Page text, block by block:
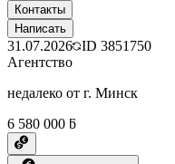
Контакты
Написать
31.07.2026 ID 3851750
Агентство
недалеко от г. Минск
6 580 000 ƃ